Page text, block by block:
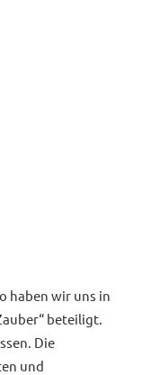
haben wir uns in
beteiligt.
Die
und